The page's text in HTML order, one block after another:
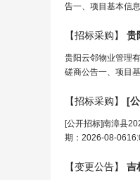
告一、项目基本信
【招标采购】 贵
贵阳云邻物业管理
磋商公告一、项目
【招标采购】 [
[公开招标]南漳县
期：2026-08-
【变更公告】 吉